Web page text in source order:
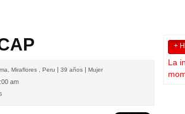
Miraflores , Peru |39 años |Mujer
am
+
La